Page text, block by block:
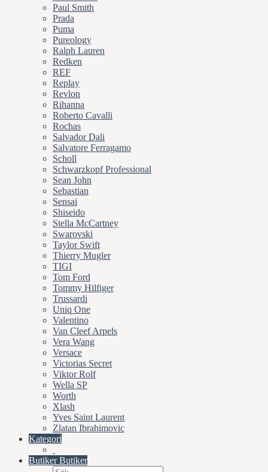
Paul Smith
Prada
Puma
Pureology
Ralph Lauren
Redken
REF
Replay
Revlon
Rihanna
Roberto Cavalli
Rochas
Salvador Dali
Salvatore Ferragamo
Scholl
Schwarzkopf Professional
Sean John
Sebastian
Sensai
Shiseido
Stella McCartney
Swarovski
Taylor Swift
Thierry Mugler
TIGI
Tom Ford
Tommy Hilfiger
Trussardi
Uniq One
Valentino
Van Cleef Arpels
Vera Wang
Versace
Victorias Secret
Viktor Rolf
Wella SP
Worth
Xlash
Yves Saint Laurent
Zlatan Ibrahimovic
Kategori
ButikerButiker